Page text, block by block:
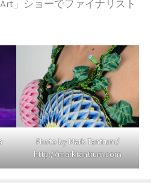
」ショーでファイナリスト
Photo by Mark Tantrum/
http://marktantrum.com